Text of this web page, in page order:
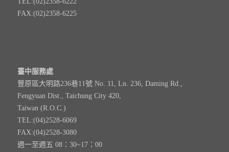
FAX:(02)2358-6225
臺中服務處
豐原區大明路236巷11號 No. 11, Ln. 236, Daming Rd.,
Fengyuan Dist., Taichung City 420,
Taiwan (R.O.C.)
TEL:(04)2528-6069
FAX:(04)2528-3080
週一至週五 08：30~17：00